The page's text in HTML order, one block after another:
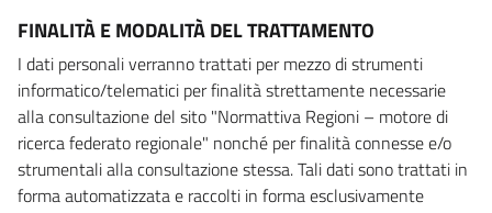
FINALITÀ E MODALITÀ DEL TRATTAMENTO
I dati personali verranno trattati per mezzo di strumenti
informatico/telematici per finalità strettamente necessarie
alla consultazione del sito "Normattiva Regioni – motore di
ricerca federato regionale" nonché per finalità connesse e/o
strumentali alla consultazione stessa. Tali dati sono trattati in
forma automatizzata e raccolti in forma esclusivamente